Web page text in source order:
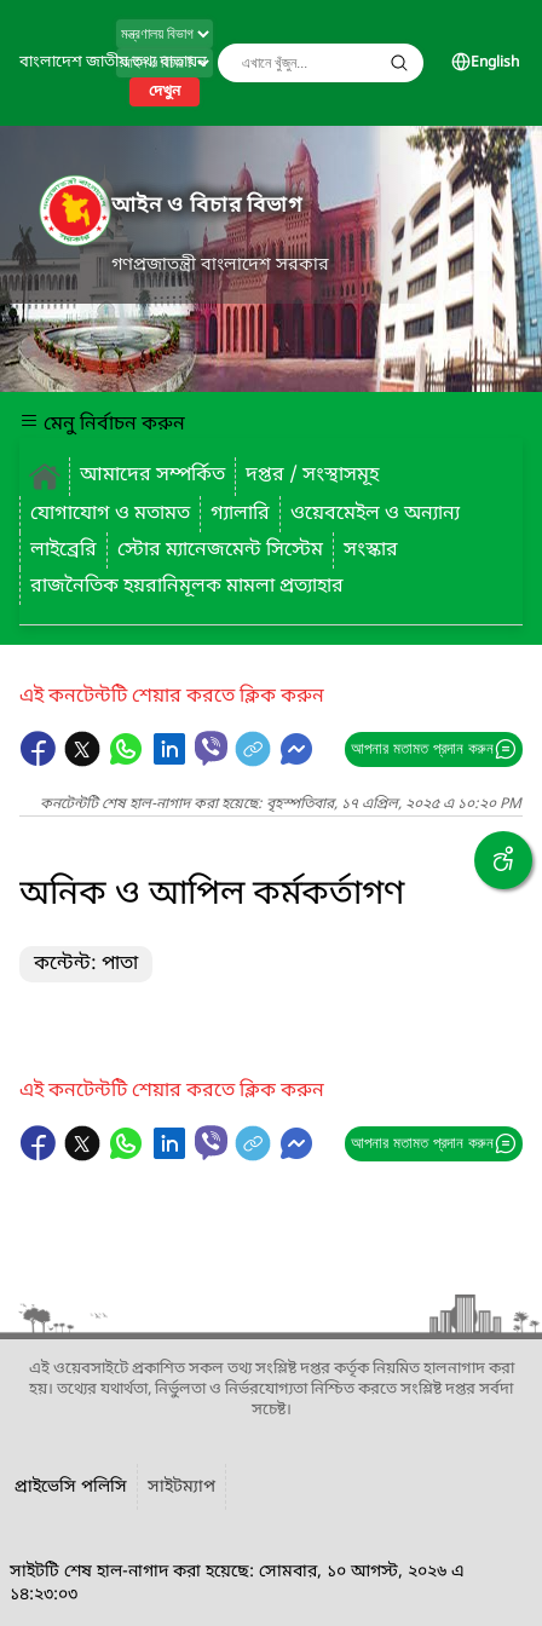
বাংলাদেশ জাতীয় তথ্য বাতায়ন
দেখুন
English
আইন ও বিচার বিভাগ
গণপ্রজাতন্ত্রী বাংলাদেশ সরকার
মেনু নির্বাচন করুন
আমাদের সম্পর্কিত
দপ্তর / সংস্থাসমূহ
যোগাযোগ ও মতামত
গ্যালারি
ওয়েবমেইল ও অন্যান্য
লাইব্রেরি
স্টোর ম্যানেজমেন্ট সিস্টেম
সংস্কার
রাজনৈতিক হয়রানিমূলক মামলা প্রত্যাহার
এই কনটেন্টটি শেয়ার করতে ক্লিক করুন
আপনার মতামত প্রদান করুন
কনটেন্টটি শেষ হাল-নাগাদ করা হয়েছে: বৃহস্পতিবার, ১৭ এপ্রিল, ২০২৫ এ ১০:২০ PM
অনিক ও আপিল কর্মকর্তাগণ
কন্টেন্ট: পাতা
এই কনটেন্টটি শেয়ার করতে ক্লিক করুন
আপনার মতামত প্রদান করুন
এই ওয়েবসাইটে প্রকাশিত সকল তথ্য সংশ্লিষ্ট দপ্তর কর্তৃক নিয়মিত হালনাগাদ করা
হয়। তথ্যের যথার্থতা, নির্ভুলতা ও নির্ভরযোগ্যতা নিশ্চিত করতে সংশ্লিষ্ট দপ্তর সর্বদা
সচেষ্ট।
প্রাইভেসি পলিসি সাইটম্যাপ
সাইটটি শেষ হাল-নাগাদ করা হয়েছে: সোমবার, ১০ আগস্ট, ২০২৬ এ
১৪:২৩:০৩